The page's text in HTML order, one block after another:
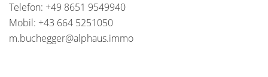
Telefon: +49 8651 9549940
Mobil: +43 664 5251050
m.buchegger@alphaus.immo